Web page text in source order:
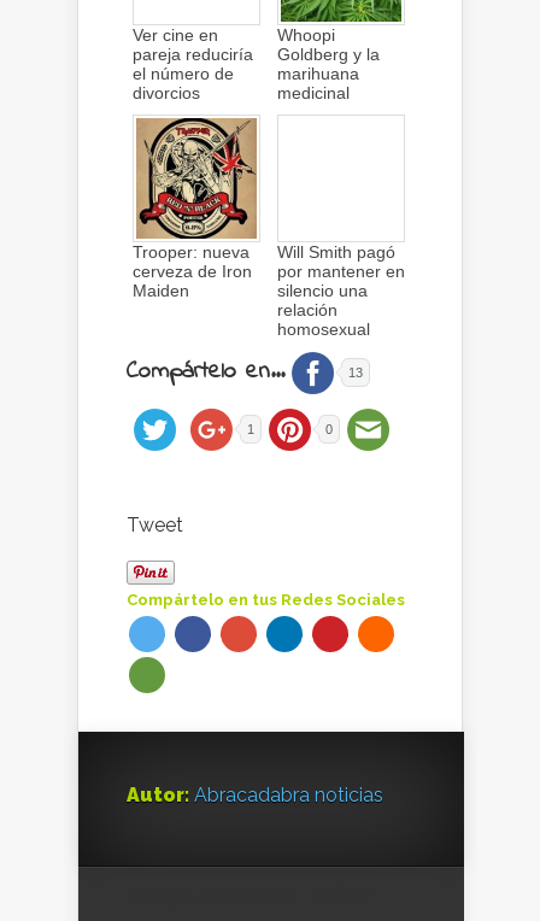
Ver cine en
pareja reduciría
el número de
divorcios
Whoopi
Goldberg y la
marihuana
medicinal
Trooper: nueva
cerveza de Iron
Maiden
Will Smith pagó
por mantener en
silencio una
relación
homosexual
Compártelo en... 13
1 0
Tweet
Compártelo en tus Redes Sociales
Autor: Abracadabra noticias